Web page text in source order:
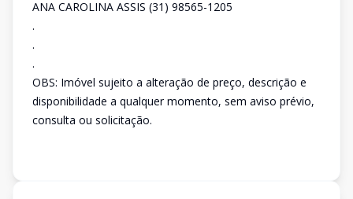
ANA CAROLINA ASSIS (31) 98565-1205
.
.
.
OBS: Imóvel sujeito a alteração de preço, descrição e
disponibilidade a qualquer momento, sem aviso prévio,
consulta ou solicitação.